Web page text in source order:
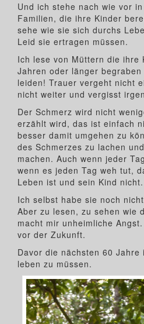
Und ich stehe nach wie vor
Familien, die ihre Kinder
sehe wie sie sich durchs
Leid sie ertragen müssen.
Ich lese von Müttern die ihre
Jahren oder länger
leiden! Trauer vergeht nicht
nicht weiter und vergisst
Der Schmerz wird nicht
erzählt wird, das ist einfach
besser damit umgehen zu
des Schmerzes zu lachen
machen. Auch wenn jeder
wenn es jeden Tag weh tut,
Leben ist und sein Kind nicht.
Ich selbst habe sie noch
Aber zu lesen, zu sehen wie
macht mir unheimliche
vor der Zukunft.
Davor die nächsten 60 Jahre
leben zu müssen.